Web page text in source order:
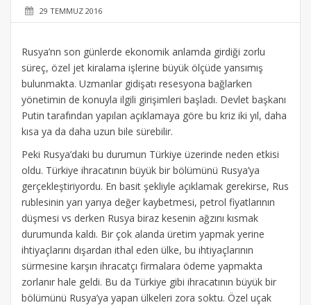
29 TEMMUZ 2016
Rusya’nn son günlerde ekonomik anlamda girdiği zorlu
süreç, özel jet kiralama işlerine büyük ölçüde yansımış
bulunmakta. Uzmanlar gidişatı resesyona bağlarken
yönetimin de konuyla ilgili girişimleri başladı. Devlet başkanı
Putin tarafından yapılan açıklamaya göre bu kriz iki yıl, daha
kısa ya da daha uzun bile sürebilir.
Peki Rusya’daki bu durumun Türkiye üzerinde neden etkisi
oldu. Türkiye ihracatının büyük bir bölümünü Rusya’ya
gerçekleştiriyordu. En basit şekliyle açıklamak gerekirse, Rus
rublesinin yarı yarıya değer kaybetmesi, petrol fiyatlarının
düşmesi vs derken Rusya biraz kesenin ağzını kısmak
durumunda kaldı. Bir çok alanda üretim yapmak yerine
ihtiyaçlarını dışardan ithal eden ülke, bu ihtiyaçlarının
sürmesine karşın ihracatçı firmalara ödeme yapmakta
zorlanır hale geldi. Bu da Türkiye gibi ihracatının büyük bir
bölümünü Rusya’ya yapan ülkeleri zora soktu. Özel uçak